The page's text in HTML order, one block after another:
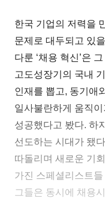
한국 기업의 저력을
문제로 대두되고 있
다룬 ‘채용 혁신’은
고도성장기의 국내
인재를 뽑고, 동기애
일사불란하게 움직
성공했다고 봤다. 하
선도하는 시대가 됐
따돌리며 새로운 기
가진 스페셜리스트
그들은 동시에 채용